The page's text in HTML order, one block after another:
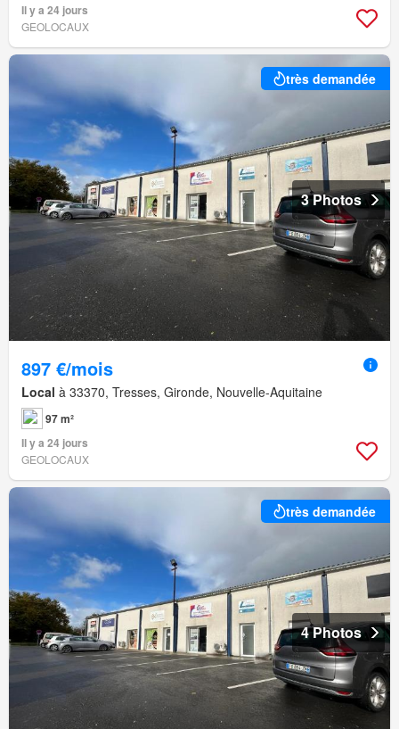
Il y a 24 jours
GEOLOCAUX
très demandée
3 Photos
897 €/mois
Local à 33370, Tresses, Gironde, Nouvelle-Aquitaine
97 m²
Il y a 24 jours
GEOLOCAUX
très demandée
4 Photos